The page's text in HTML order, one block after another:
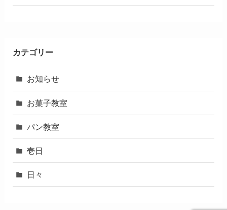
カテゴリー
お知らせ
お菓子教室
パン教室
壱日
日々